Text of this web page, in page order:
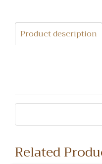
Product description
Related